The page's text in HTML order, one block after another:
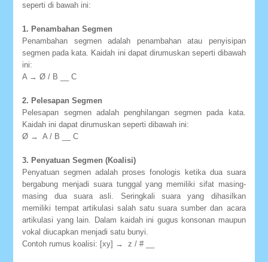
seperti di bawah ini:
1. Penambahan Segmen
Penambahan segmen adalah penambahan atau penyisipan
segmen pada kata. Kaidah ini dapat dirumuskan seperti dibawah
ini:
A → Ø / B __ C
2. Pelesapan Segmen
Pelesapan segmen adalah penghilangan segmen pada kata.
Kaidah ini dapat dirumuskan seperti dibawah ini:
Ø → A / B __ C
3. Penyatuan Segmen (Koalisi)
Penyatuan segmen adalah proses fonologis ketika dua suara
bergabung menjadi suara tunggal yang memiliki sifat masing-
masing dua suara asli. Seringkali suara yang dihasilkan
memiliki tempat artikulasi salah satu suara sumber dan acara
artikulasi yang lain. Dalam kaidah ini gugus konsonan maupun
vokal diucapkan menjadi satu bunyi.
Contoh rumus koalisi: [xy] → z / # __